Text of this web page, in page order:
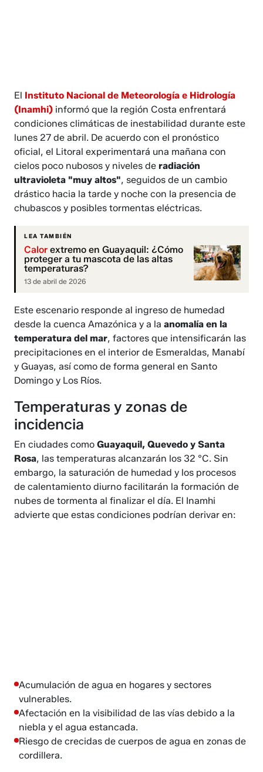
El Instituto Nacional de Meteorología e Hidrología
(Inamhi) informó que la región Costa enfrentará
condiciones climáticas de inestabilidad durante este
lunes 27 de abril. De acuerdo con el pronóstico
oficial, el Litoral experimentará una mañana con
cielos poco nubosos y niveles deradiación
ultravioleta "muy altos", seguidos de un cambio
drástico hacia la tarde y noche con la presencia de
chubascos y posibles tormentas eléctricas.
LEA TAMBIÉN
Calor extremo en Guayaquil: ¿Cómo
proteger a tu mascota de las altas
temperaturas?
13 de abril de 2026
Este escenario responde al ingreso de humedad
desde la cuenca Amazónica y a laanomalía en la
temperatura del mar, factores que intensificarán las
precipitaciones en el interior de Esmeraldas, Manabí
y Guayas, así como de forma general en Santo
Domingo y Los Ríos.
Temperaturas y zonas de
incidencia
En ciudades comoGuayaquil, Quevedo y Santa
Rosa, las temperaturas alcanzarán los 32 °C. Sin
embargo, la saturación de humedad y los procesos
de calentamiento diurno facilitarán la formación de
nubes de tormenta al finalizar el día. El Inamhi
advierte que estas condiciones podrían derivar en:
Acumulación de agua en hogares y sectores
vulnerables.
Afectación en la visibilidad de las vías debido a la
niebla y el agua estancada.
Riesgo de crecidas de cuerpos de agua en zonas de
cordillera.